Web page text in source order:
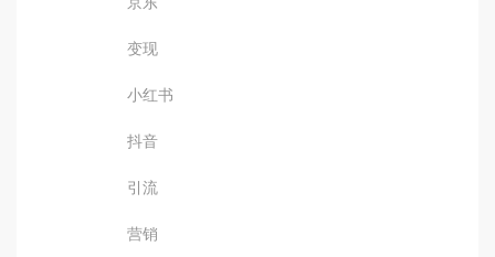
变现
小红书
抖音
引流
营销